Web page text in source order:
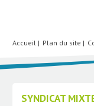
Accueil Plan du site
SYNDICAT